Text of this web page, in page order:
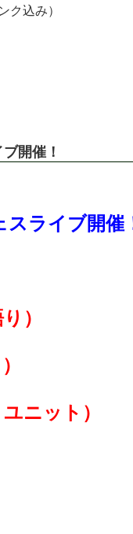
込み）
開催！
ライブ開催
）
ニット）